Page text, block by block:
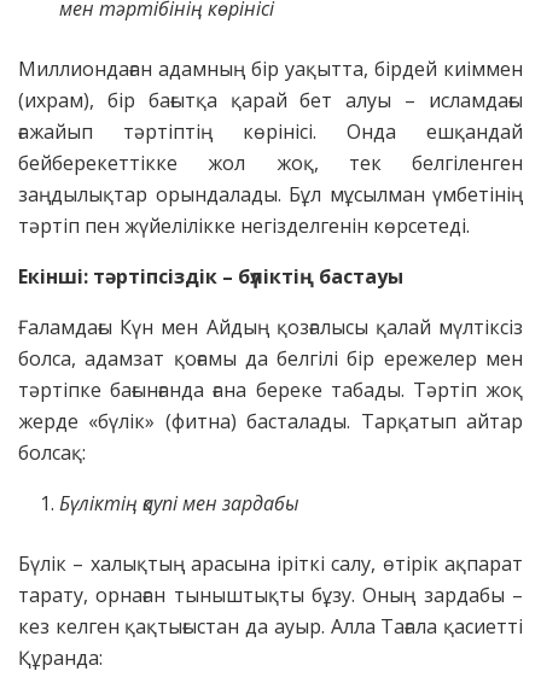
мен тәртібінің көрінісі
Миллиондаған адамның бір уақытта, бірдей киіммен
(ихрам), бір бағытқа қарай бет алуы – исламдағы
ғажайып тәртіптің көрінісі. Онда ешқандай
бейберекеттікке жол жоқ, тек белгіленген
заңдылықтар орындалады. Бұл мұсылман үмбетінің
тәртіп пен жүйелілікке негізделгенін көрсетеді.
Екінші: тәртіпсіздік – бүліктің бастауы
Ғаламдағы Күн мен Айдың қозғалысы қалай мүлтіксіз
болса, адамзат қоғамы да белгілі бір ережелер мен
тәртіпке бағынғанда ғана береке табады. Тәртіп жоқ
жерде «бүлік» (фитна) басталады. Тарқатып айтар
болсақ:
Бүліктің қаупі мен зардабы
Бүлік – халықтың арасына іріткі салу, өтірік ақпарат
тарату, орнаған тыныштықты бұзу. Оның зардабы –
кез келген қақтығыстан да ауыр. Алла Тағала қасиетті
Құранда: